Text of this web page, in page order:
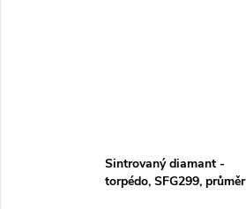
Sintrovaný diamant -
torpédo, SFG299, průměr